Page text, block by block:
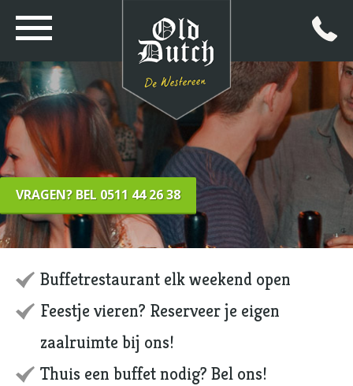
VRAGEN? BEL 0511 44 26 38
Buffetrestaurant elk weekend open
Feestje vieren? Reserveer je eigen
zaalruimte bij ons!
Thuis een buffet nodig? Bel ons!